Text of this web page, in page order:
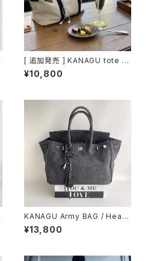
[ 追加発売 ] KANAGU tote B
AG / raw edge style / blac
k x gold
¥10,800
KANAGU Army BAG / Heart
& cord charm / Vintage Bla
ck
¥13,800